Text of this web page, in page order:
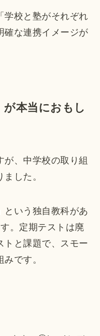
学校と塾がそれぞれ
確な連携イメージが
が本当におもし
、中学校の取り組
した。
という独自教科があ
。定期テストは廃
トと課題で、スモー
です。